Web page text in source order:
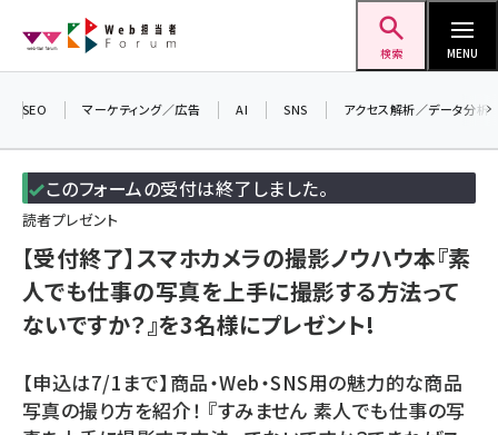
ン
検索 MENU
seo (3516)
ai (2799)
youtube (2420)
note (2308)
セミナー (2296)
SEO マーケティング／広告 AI SNS アクセス解析／データ分析
このフォームの受付は終了しました。
読者プレゼント
【受付終了】スマホカメラの撮影ノウハウ本『素
人でも仕事の写真を上手に撮影する方法って
ないですか？』を3名様にプレゼント!
【申込は7/1まで】商品・Web・SNS用の魅力的な商品
写真の撮り方を紹介！ 『すみません 素人でも仕事の写